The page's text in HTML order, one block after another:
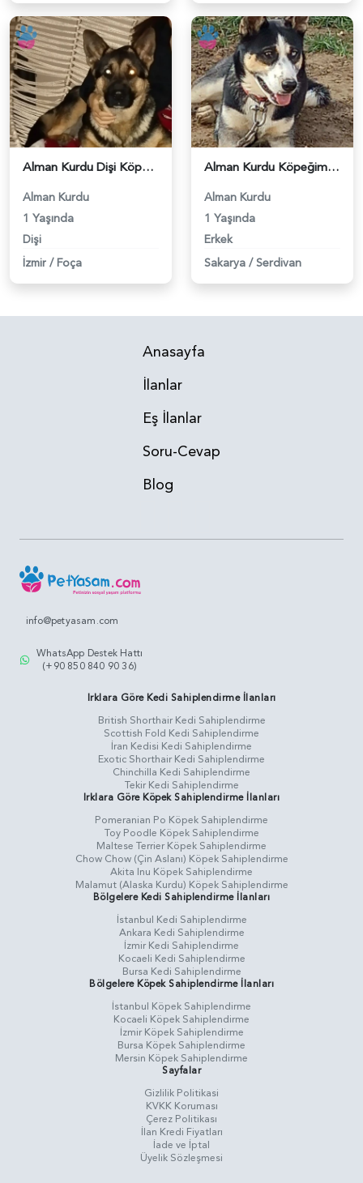
Alman Kurdu Dişi Köpeğime Eş Arıyorum - 118962861
Alman Kurdu
1 Yaşında
Dişi
İzmir / Foça
Alman Kurdu Köpeğime Eş Arıyorum - 118961752
Alman Kurdu
1 Yaşında
Erkek
Sakarya / Serdivan
Anasayfa
İlanlar
Eş İlanlar
Soru-Cevap
Blog
info@petyasam.com
WhatsApp Destek Hattı
(+90 850 840 90 36)
Irklara Göre Kedi Sahiplendirme İlanları
British Shorthair Kedi Sahiplendirme
Scottish Fold Kedi Sahiplendirme
İran Kedisi Kedi Sahiplendirme
Exotic Shorthair Kedi Sahiplendirme
Chinchilla Kedi Sahiplendirme
Tekir Kedi Sahiplendirme
Irklara Göre Köpek Sahiplendirme İlanları
Pomeranian Po Köpek Sahiplendirme
Toy Poodle Köpek Sahiplendirme
Maltese Terrier Köpek Sahiplendirme
Chow Chow (Çin Aslanı) Köpek Sahiplendirme
Akita Inu Köpek Sahiplendirme
Malamut (Alaska Kurdu) Köpek Sahiplendirme
Bölgelere Kedi Sahiplendirme İlanları
İstanbul Kedi Sahiplendirme
Ankara Kedi Sahiplendirme
İzmir Kedi Sahiplendirme
Kocaeli Kedi Sahiplendirme
Bursa Kedi Sahiplendirme
Bölgelere Köpek Sahiplendirme İlanları
İstanbul Köpek Sahiplendirme
Kocaeli Köpek Sahiplendirme
İzmir Köpek Sahiplendirme
Bursa Köpek Sahiplendirme
Mersin Köpek Sahiplendirme
Sayfalar
Gizlilik Politikasi
KVKK Koruması
Çerez Politikası
İlan Kredi Fiyatları
İade ve İptal
Üyelik Sözleşmesi